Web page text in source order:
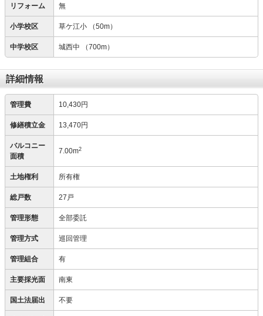
リフォーム 無
小学校区 草ケ江小 （50m）
中学校区 城西中 （700m）
詳細情報
管理費 10,430円
修繕積立金 13,470円
バルコニー
面積
7.00m2
土地権利 所有権
総戸数 27戸
管理形態 全部委託
管理方式 巡回管理
管理組合 有
主要採光面 南東
国土法届出 不要